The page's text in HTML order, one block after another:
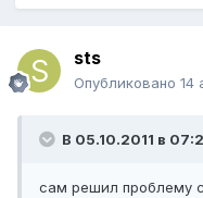
sts
Опубликовано 14
В 05.10.2011 в
сам решил проблему